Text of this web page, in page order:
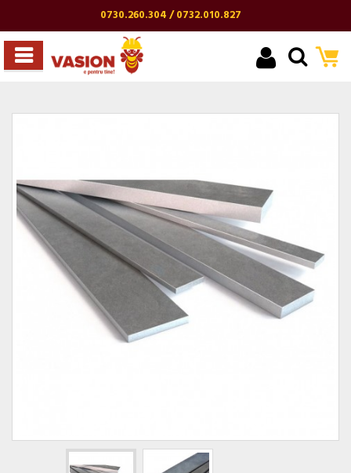
0730.260.304 / 0732.010.827